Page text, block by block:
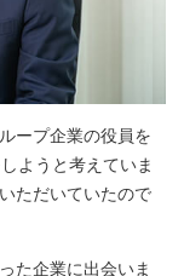
ープ企業の役員を
ようと考えていま
ただいていたので
た企業に出会いま